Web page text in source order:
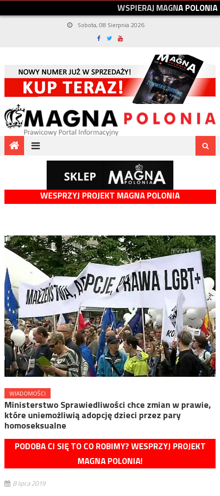
WSPIERAJMAGNAPOLONIA
Sobota, 08 Sierpnia 2026
WESPRZYJ PROJEKT MAGNA POLONIA
WIADOMOŚCI
Ministerstwo Sprawiedliwości chce zmian w prawie,
które uniemożliwią adopcję dzieci przez pary
homoseksualne
PODOBA CI SIĘ TO CO ROBIMY? WESPRZYJ PROJEKT
MAGNA POLONIA!
8 lipca 2019